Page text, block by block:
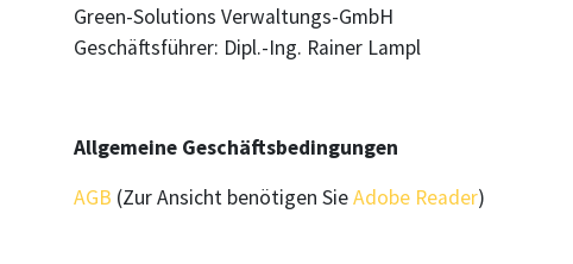
Green-Solutions Verwaltungs-GmbH
Geschäftsführer: Dipl.-Ing. Rainer Lampl
Allgemeine Geschäftsbedingungen
AGB (Zur Ansicht benötigen SieAdobe Reader)